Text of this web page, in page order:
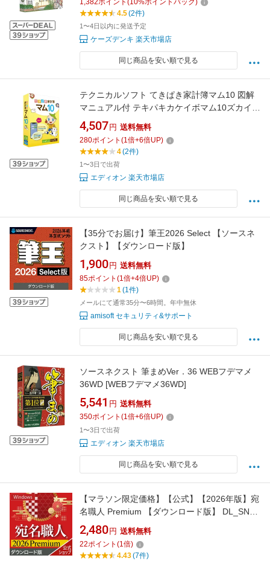
1,382ポイント (10%ポイントバック)
4.5(2件)
1〜4日以内に発送予定
ケーズデンキ 楽天市場店
同じ商品を安い順で見る
テクニカルソフト てきぱき家計簿マム10 図解
マニュアル付 テキパキカケイボマム10ズカイマ
ニWC [テキパキカケイボマム10ズカイマニWC]
4,507 円 送料無料
280ポイント (1倍+6倍UP)
4(2件)
1〜3日で出荷
エディオン 楽天市場店
同じ商品を安い順で見る
【35分でお届け】筆王2026 Select 【ソースネ
クスト】【ダウンロード版】
1,900 円 送料無料
85ポイント (1倍+4倍UP)
1(1件)
メールにて通常35分〜6時間。年中無休
amisoft セキュリティ&サポート
同じ商品を安い順で見る
ソースネクスト 筆まめVer．36 WEBフデマメ
36WD [WEBフデマメ36WD]
5,541 円 送料無料
350ポイント (1倍+6倍UP)
1〜3日で出荷
エディオン 楽天市場店
同じ商品を安い順で見る
【マラソン限定価格】【公式】【2026年版】宛
名職人 Premium 【ダウンロード版】 DL_SNR
[Windows用][はがき・住所録ソフト]年賀状作
成 年賀状ソフト はがき作成ソフト ソース
ネクスト 年賀状印刷 2026年
2,480 円 送料無料
22ポイント (1倍)
4.43(7件)